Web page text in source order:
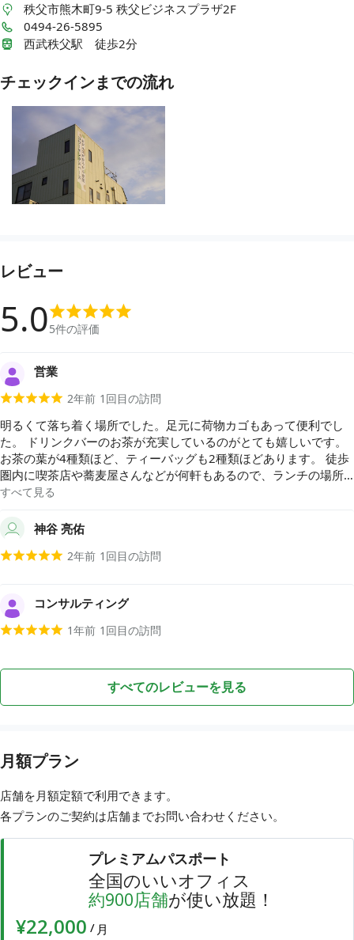
秩父市熊木町9-5 秩父ビジネスプラザ2F
0494-26-5895
西武秩父駅 徒歩2分
チェックインまでの流れ
レビュー
5.05件の評価
営業
2年前 1 回目の訪問
明るくて落ち着く場所でした。足元に荷物カゴもあって便利でし
た。 ドリンクバーのお茶が充実しているのがとても嬉しいです。
お茶の葉が4種類ほど、ティーバッグも2種類ほどあります。 徒歩
圏内に喫茶店や蕎麦屋さんなどが何軒もあるので、ランチの場所
にも事欠きませんでした。
すべて見る
神谷 亮佑
2年前 1 回目の訪問
コンサルティング
1年前 1 回目の訪問
すべてのレビューを見る
月額プラン
店舗を月額定額で利用できます。
各プランのご契約は店舗までお問い合わせ ください。
プレミアムパスポート
全国のいいオフィス
約900店舗が使い放題！
¥22,000 / 月